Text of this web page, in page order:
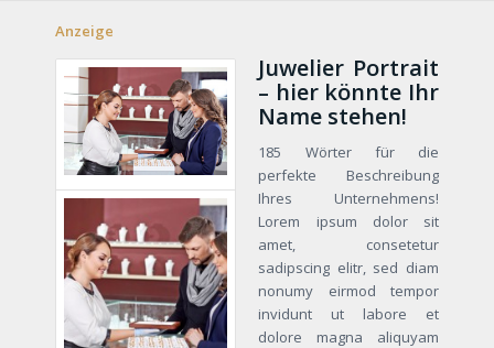
Anzeige
Juwelier Portrait
– hier könnte Ihr
Name stehen!
185 Wörter für die
perfekte Beschreibung
Ihres Unternehmens!
Lorem ipsum dolor sit
amet, consetetur
sadipscing elitr, sed diam
nonumy eirmod tempor
invidunt ut labore et
dolore magna aliquyam